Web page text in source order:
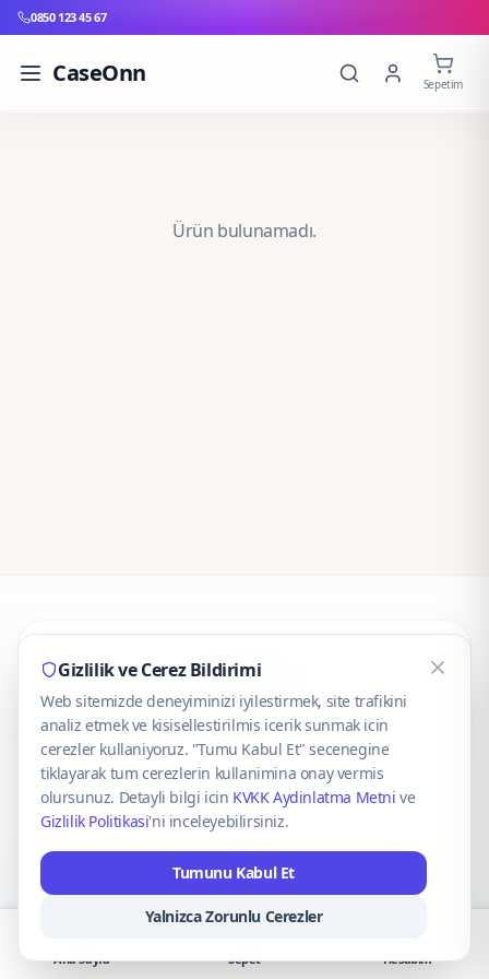
0850 123 45 67
CaseOnn Sepetim
Ürün bulunamadı.
CaseOnn
© 2025 CaseOnn. Tüm hakları saklıdır.
VISA Mastercard
Gizlilik ve Cerez Bildirimi
Web sitemizde deneyiminizi iyilestirmek, site trafikini
analiz etmek ve kisisellestirilmis icerik sunmak icin
cerezler kullaniyoruz. "Tumu Kabul Et" secenegine
tiklayarak tum cerezlerin kullanimina onay vermis
olursunuz. Detayli bilgi icin KVKK Aydinlatma Metni ve
Gizlilik Politikasi'ni inceleyebilirsiniz.
Tumunu Kabul Et
Yalnizca Zorunlu Cerezler
Ana Sayfa Sepet Hesabım